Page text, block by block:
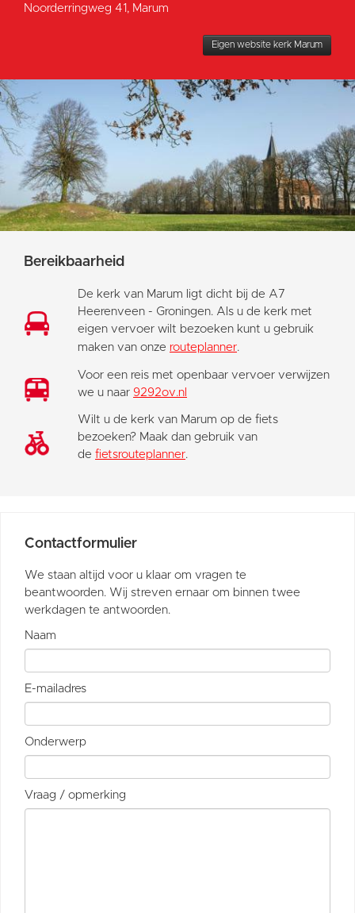
Noorderringweg 41, Marum
Eigen website kerk Marum
Bereikbaarheid
De kerk van Marum ligt dicht bij de A7
Heerenveen - Groningen. Als u de kerk met
eigen vervoer wilt bezoeken kunt u gebruik
maken van onze routeplanner.
Voor een reis met openbaar vervoer verwijzen
we u naar 9292ov.nl
Wilt u de kerk van Marum op de fiets
bezoeken? Maak dan gebruik van
de fietsrouteplanner.
Contactformulier
We staan altijd voor u klaar om vragen te
beantwoorden. Wij streven ernaar om binnen twee
werkdagen te antwoorden.
Naam
E-mailadres
Onderwerp
Vraag / opmerking